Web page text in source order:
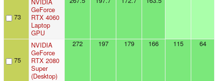
73
GeForce
RTX 4060
Laptop
GPU
75
NVIDIA
GeForce
RTX 2080
Super
(Desktop)
272 197 179 166 115 64